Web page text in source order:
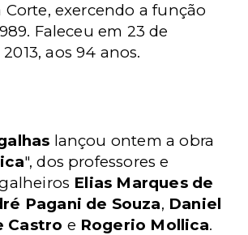
exercendo a função
Faleceu em 23 de
aos 94 anos.
lançou ontem a obra
", dos professores e
Elias Marques de
Pagani de Souza, Daniel
Castro e Rogerio Mollica.